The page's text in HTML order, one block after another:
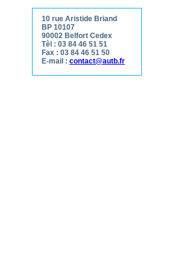
10 rue Aristide Briand
BP 10107
90002 Belfort Cedex
Tèl : 03 84 46 51 51
Fax : 03 84 46 51 50
E-mail : contact@autb.fr